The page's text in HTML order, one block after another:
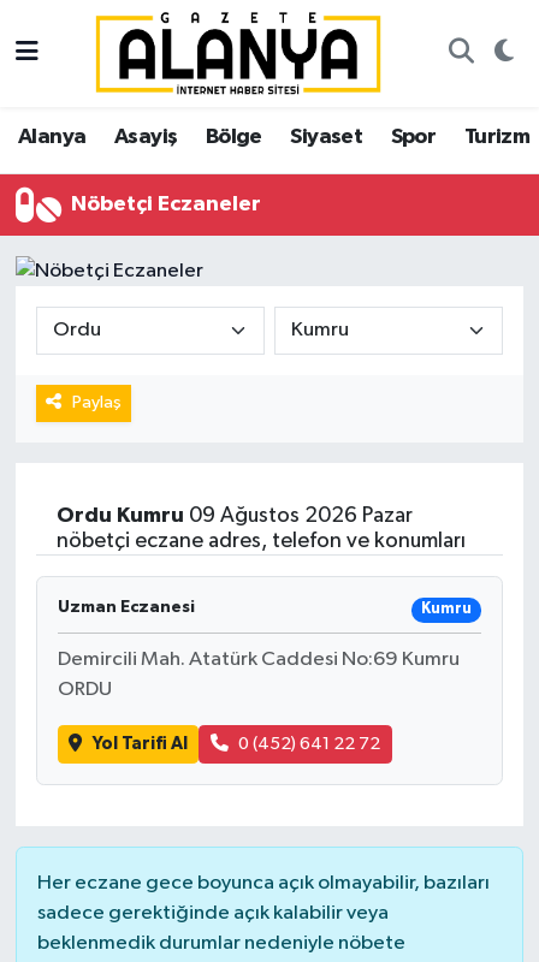
Alanya Asayiş Bölge Siyaset Spor Turizm
Nöbetçi Eczaneler
Paylaş
Ordu Kumru 09 Ağustos 2026 Pazar
nöbetçi eczane adres, telefon ve konumları
Uzman Eczanesi Kumru
Demircili Mah. Atatürk Caddesi No:69 Kumru
ORDU
Yol Tarifi Al 0 (452) 641 22 72
Her eczane gece boyunca açık olmayabilir, bazıları
sadece gerektiğinde açık kalabilir veya
beklenmedik durumlar nedeniyle nöbete
Alanya
Asayiş
Bölge
Siyaset
Spor
Turizm
Gazipaşa
İstanbul Nöbetçi Eczaneler
İstanbul Hava Durumu
İstanbul Trafik Yoğunluk Haritası
Süper Lig Puan Durumu ve Fikstür
Tüm Manşetler
Son Dakika Haberleri